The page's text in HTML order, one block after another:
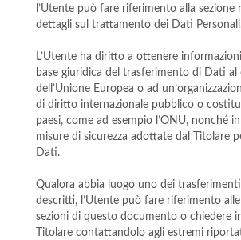
l’Utente può fare riferimento alla sezione
dettagli sul trattamento dei Dati
L’Utente ha diritto a ottenere
base giuridica del trasferimento di Dati al
dell’Unione Europea o ad
di diritto internazionale pubblico o
paesi, come ad esempio l’ONU, nonché
misure di sicurezza adottate dal Titolare
Dati.
Qualora abbia luogo uno dei
descritti, l’Utente può fare riferimento
sezioni di questo documento o chiedere
Titolare contattandolo agli estremi